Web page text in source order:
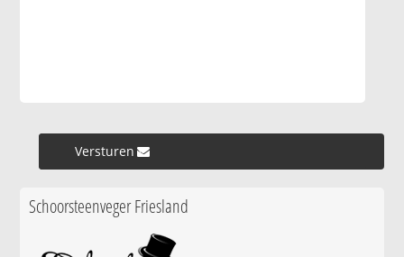
Versturen »
Schoorsteenveger Friesland